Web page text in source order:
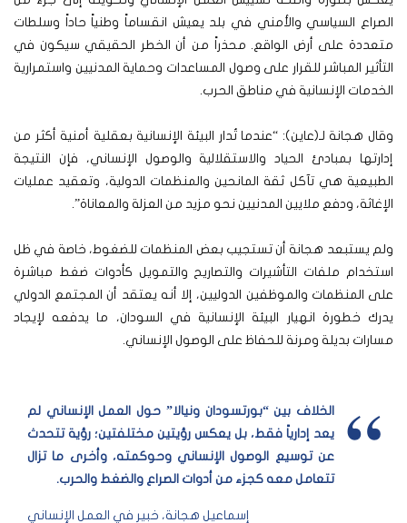
الصراع السياسي والأمني في بلد يعيش انقساماً وطنياً حاداً وسلطات
متعددة على أرض الواقع. محذراً من أن الخطر الحقيقي سيكون في
التأثير المباشر للقرار على وصول المساعدات وحماية المدنيين واستمرارية
الخدمات الإنسانية في مناطق الحرب.
وقال هجانة لـ(عاين): “عندما تُدار البيئة الإنسانية بعقلية أمنية أكثر من
إدارتها بمبادئ الحياد والاستقلالية والوصول الإنساني، فإن النتيجة
الطبيعية هي تآكل ثقة المانحين والمنظمات الدولية، وتعقيد عمليات
الإغاثة، ودفع ملايين المدنيين نحو مزيد من العزلة والمعاناة”.
ولم يستبعد هجانة أن تستجيب بعض المنظمات للضغوط، خاصة في ظل
استخدام ملفات التأشيرات والتصاريح والتمويل كأدوات ضغط مباشرة
على المنظمات والموظفين الدوليين، إلا أنه يعتقد أن المجتمع الدولي
يدرك خطورة انهيار البيئة الإنسانية في السودان، ما يدفعه لإيجاد
مسارات بديلة ومرنة للحفاظ على الوصول الإنساني.
الخلاف بين “بورتسودان ونيالا” حول العمل الإنساني لم
يعد إدارياً فقط، بل يعكس رؤيتين مختلفتين؛ رؤية تتحدث
عن توسيع الوصول الإنساني وحوكمته، وأخرى ما تزال
تتعامل معه كجزء من أدوات الصراع والضغط والحرب.
إسماعيل هجانة، خبير في العمل الإنساني